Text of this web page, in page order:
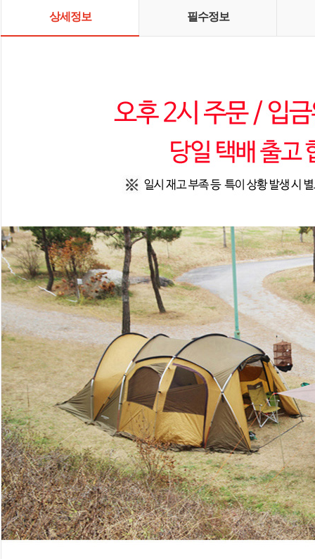
상세정보 필수정보